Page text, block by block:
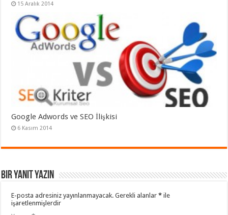
15 Aralık 2014
Google Adwords ve SEO İlişkisi
6 Kasım 2014
Bir yanıt yazın
E-posta adresiniz yayınlanmayacak. Gerekli alanlar* ile
işaretlenmişlerdir